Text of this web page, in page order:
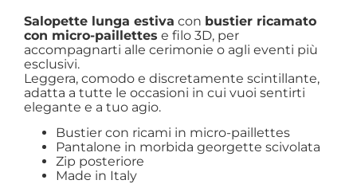
Salopette lunga estiva con bustier ricamato
con micro-paillettes e filo 3D, per
accompagnarti alle cerimonie o agli eventi più
esclusivi.
Leggera, comodo e discretamente scintillante,
adatta a tutte le occasioni in cui vuoi sentirti
elegante e a tuo agio.
Bustier con ricami in micro-paillettes
Pantalone in morbida georgette scivolata
Zip posteriore
Made in Italy